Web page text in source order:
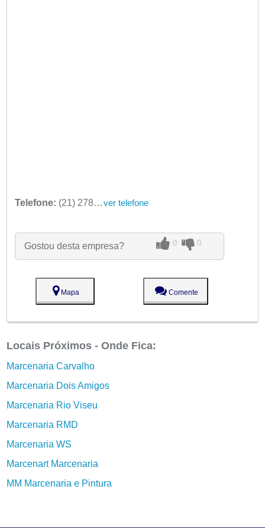
Telefone: (21) 2787-1010 ver telefone
Gostou desta empresa? 0 0
Mapa Comente
Locais Próximos - Onde Fica:
Marcenaria Carvalho
Marcenaria Dois Amigos
Marcenaria Rio Viseu
Marcenaria RMD
Marcenaria WS
Marcenart Marcenaria
MM Marcenaria e Pintura